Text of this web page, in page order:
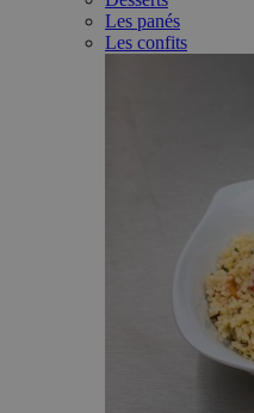
Les panés
Les confits